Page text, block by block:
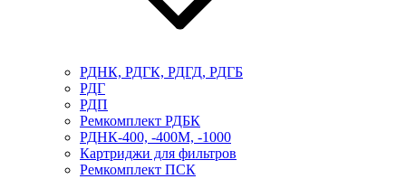
РДНК, РДГК, РДГД, РДГБ
РДГ
РДП
Ремкомплект РДБК
РДНК-400, -400М, -1000
Картриджи для фильтров
Ремкомплект ПСК